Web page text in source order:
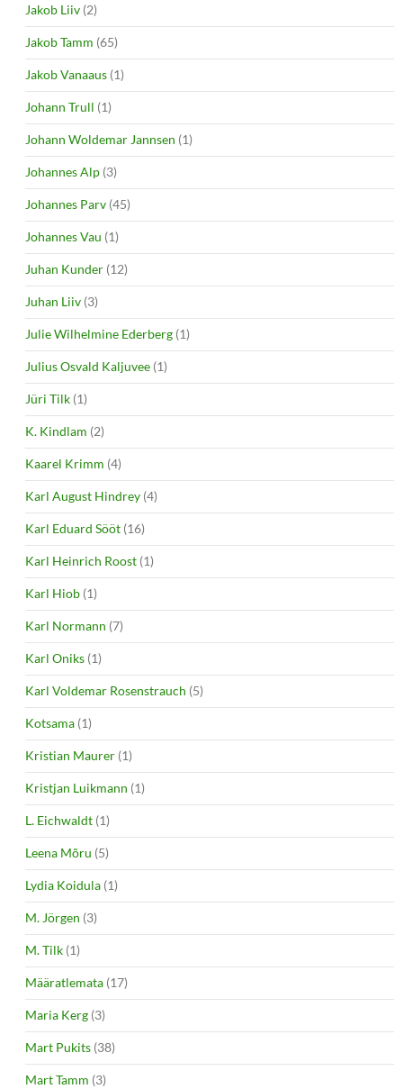
Jakob Liiv (2)
Jakob Tamm (65)
Jakob Vanaaus (1)
Johann Trull (1)
Johann Woldemar Jannsen (1)
Johannes Alp (3)
Johannes Parv (45)
Johannes Vau (1)
Juhan Kunder (12)
Juhan Liiv (3)
Julie Wilhelmine Ederberg (1)
Julius Osvald Kaljuvee (1)
Jüri Tilk (1)
K. Kindlam (2)
Kaarel Krimm (4)
Karl August Hindrey (4)
Karl Eduard Sööt (16)
Karl Heinrich Roost (1)
Karl Hiob (1)
Karl Normann (7)
Karl Oniks (1)
Karl Voldemar Rosenstrauch (5)
Kotsama (1)
Kristian Maurer (1)
Kristjan Luikmann (1)
L. Eichwaldt (1)
Leena Mõru (5)
Lydia Koidula (1)
M. Jörgen (3)
M. Tilk (1)
Määratlemata (17)
Maria Kerg (3)
Mart Pukits (38)
Mart Tamm (3)